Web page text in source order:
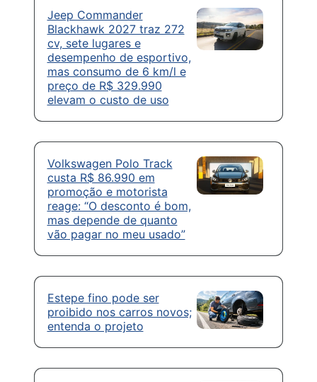
Jeep Commander
Blackhawk 2027 traz 272
cv, sete lugares e
desempenho de esportivo,
mas consumo de 6 km/l e
preço de R$ 329.990
elevam o custo de uso
Volkswagen Polo Track
custa R$ 86.990 em
promoção e motorista
reage: “O desconto é bom,
mas depende de quanto
vão pagar no meu usado”
Estepe fino pode ser
proibido nos carros novos;
entenda o projeto